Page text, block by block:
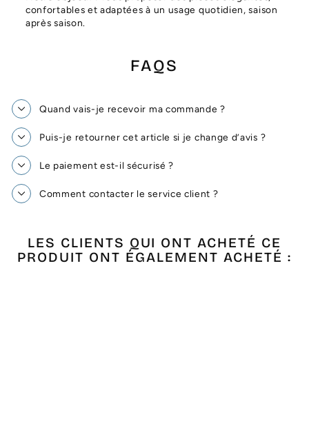
confortables et adaptées à un usage quotidien, saison
après saison.
FAQS
Quand vais-je recevoir ma commande ?
Puis-je retourner cet article si je change d’avis ?
Le paiement est-il sécurisé ?
Comment contacter le service client ?
LES CLIENTS QUI ONT ACHETÉ CE
PRODUIT ONT ÉGALEMENT ACHETÉ :